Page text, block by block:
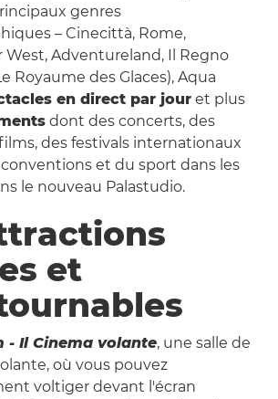
genres
– Cinecittà, Rome,
West, Adventureland, Il Regno
Royaume des Glaces), Aqua
en direct par jouret plus
dont des concerts, des
des festivals internationaux
et du sport dans les
le nouveau Palastudio.
et
- Il Cinema volante, une salle de
où vous pouvez
voltiger devant l'écran